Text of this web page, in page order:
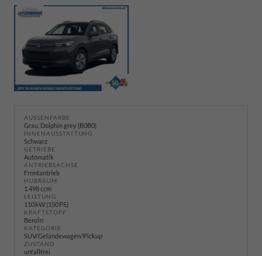
AUSSENFARBE
Grau, Dolphin grey (B0B0)
INNENAUSSTATTUNG
Schwarz
GETRIEBE
Automatik
ANTRIEBSACHSE
Frontantrieb
HUBRAUM
1.498 ccm
LEISTUNG
110 kW (150 PS)
KRAFTSTOFF
Benzin
KATEGORIE
SUV/Geländewagen/Pickup
ZUSTAND
unfallfrei